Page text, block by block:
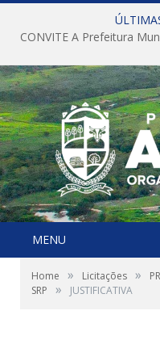
MENU
Home » Licitações »
SRP
» JUSTIFICATIVA